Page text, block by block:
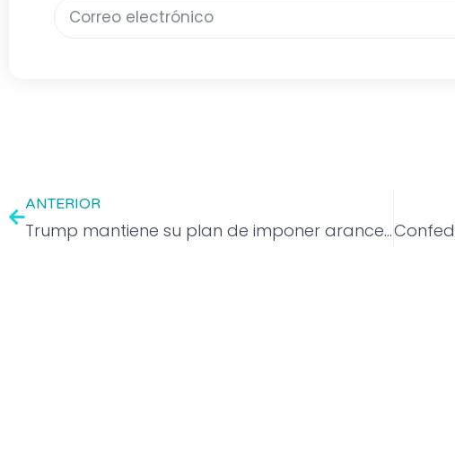
ANTERIOR
Trump mantiene su plan de imponer aranceles del 25% a México